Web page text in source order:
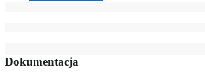
Dokumentacja